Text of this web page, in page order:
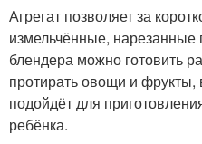
Агрегат позволяет за
измельчённые,
блендера можно готовить
протирать овощи и фрукты,
подойдёт для
ребёнка.